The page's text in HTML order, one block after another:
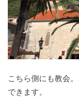
こちら側にも教会
できます。